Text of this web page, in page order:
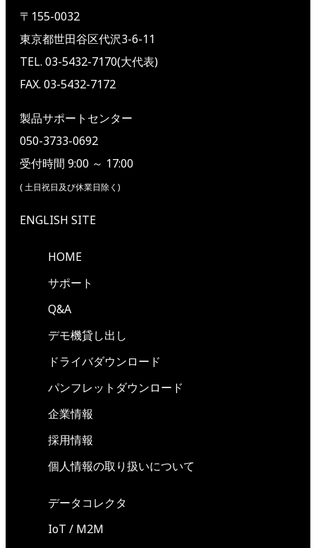
〒155-0032
東京都世田谷区代沢3-6-11
TEL. 03-5432-7170(大代表)
FAX. 03-5432-7172
製品サポートセンター
050-3733-0692
受付時間 9:00 ～ 17:00
( 土日祝日及び休業日除く)
ENGLISH SITE
HOME
サポート
Q&A
デモ機貸し出し
ドライバダウンロード
パンフレットダウンロード
企業情報
採用情報
個人情報の取り扱いについて
データコレクタ
IoT / M2M